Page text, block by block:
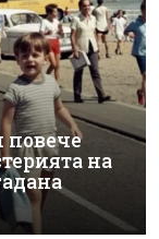
повече
на